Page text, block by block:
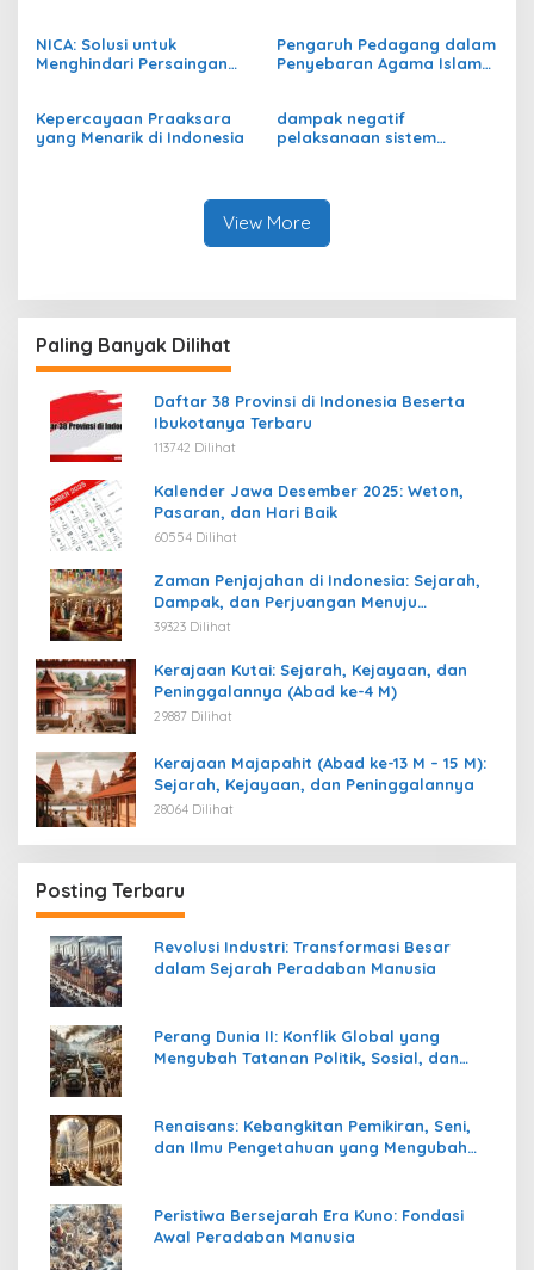
NICA: Solusi untuk
Menghindari Persaingan
Pengaruh Pedagang dalam
Penyebaran Agama Islam
Kepercayaan Praaksara
yang Menarik di Indonesia
dampak negatif
pelaksanaan sistem
View More
Paling Banyak Dilihat
Daftar 38 Provinsi di Indonesia Beserta
Ibukotanya Terbaru
113742 Dilihat
Kalender Jawa Desember 2025: Weton,
Pasaran, dan Hari Baik
60554 Dilihat
Zaman Penjajahan di Indonesia: Sejarah,
Dampak, dan Perjuangan Menuju
Kemerdekaan
39323 Dilihat
Kerajaan Kutai: Sejarah, Kejayaan, dan
Peninggalannya (Abad ke-4 M)
29887 Dilihat
Kerajaan Majapahit (Abad ke-13 M – 15 M):
Sejarah, Kejayaan, dan Peninggalannya
28064 Dilihat
Posting Terbaru
Revolusi Industri: Transformasi Besar
dalam Sejarah Peradaban Manusia
Perang Dunia II: Konflik Global yang
Mengubah Tatanan Politik, Sosial, dan
Renaisans: Kebangkitan Pemikiran, Seni,
dan Ilmu Pengetahuan yang Mengubah
Peristiwa Bersejarah Era Kuno: Fondasi
Awal Peradaban Manusia